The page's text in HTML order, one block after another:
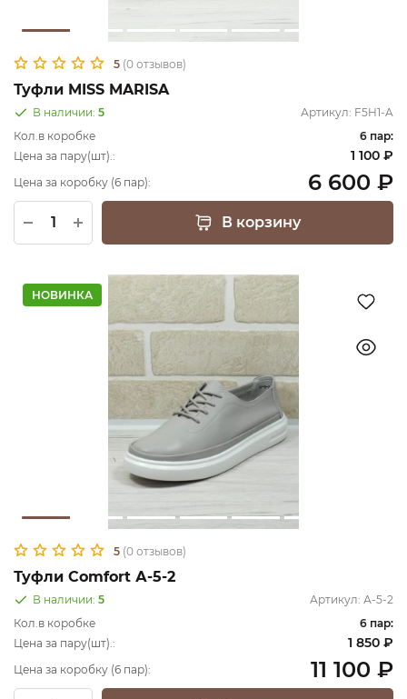
5 (0 отзывов)
Туфли MISS MARISA
В наличии: 5 Артикул: F5H1-A
Кол.в коробке
6 пар:
Цена за пару(шт).:
1 100 ₽
Цена за коробку (6 пар): 6 600 ₽
В корзину
НОВИНКА
5 (0 отзывов)
Туфли Comfort А-5-2
В наличии: 5 Артикул: А-5-2
Кол.в коробке
6 пар:
Цена за пару(шт).:
1 850 ₽
Цена за коробку (6 пар): 11 100 ₽